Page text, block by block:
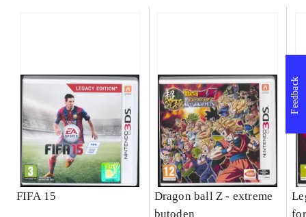
FIFA 15
Dragon ball Z - extreme
butoden
Feedback